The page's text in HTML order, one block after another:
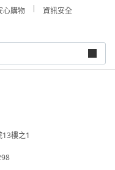
心購物
資訊安全
樓之1